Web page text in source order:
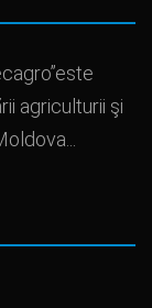
agriculturii şi